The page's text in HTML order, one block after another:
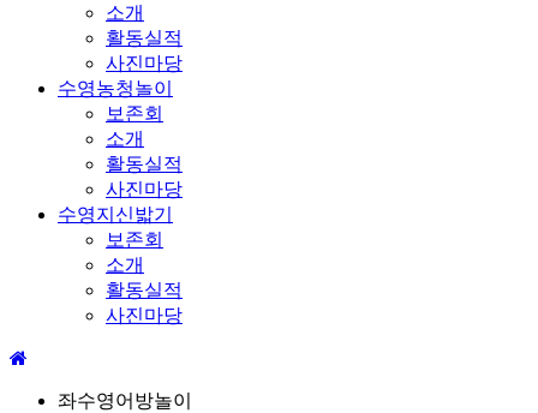
소개
활동실적
사진마당
수영농청놀이
보존회
소개
활동실적
사진마당
수영지신밟기
보존회
소개
활동실적
사진마당
좌수영어방놀이